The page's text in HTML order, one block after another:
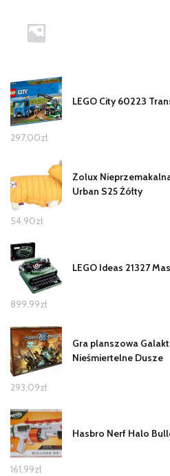
LEGO City 60223
297,00zł
Zolux
Urban S25 Żółty
54,90zł
LEGO Ideas 21327
899,99zł
Gra planszowa
Nieśmiertelne Dusze
293,09zł
Hasbro Nerf Halo
161,99zł